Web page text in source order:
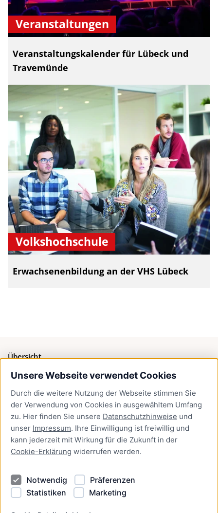
Unsere Webseite verwendet Cookies
Durch die weitere Nutzung der Webseite stimmen Sie
der Verwendung von Cookies in ausgewähltem Umfang
zu. Hier finden Sie unsere Datenschutzhinweise und
unser Impressum. Ihre Einwilligung ist freiwillig und
kann jederzeit mit Wirkung für die Zukunft in der
Cookie-Erklärung widerrufen werden.
Notwendig
Präferenzen
Statistiken
Marketing
Veranstaltungen
Veranstaltungskalender für Lübeck und
Travemünde
Volkshochschule
Erwachsenenbildung an der VHS Lübeck
Übersicht
Bürgerservice
Presse
Newsletter Lübeck:kompakt
Kontakt
Kontakt
Datenschutzhinweise
Barrierefreiheit